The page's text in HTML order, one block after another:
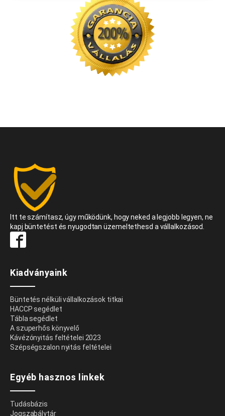
Itt te számítasz, úgy működünk, hogy neked a legjobb legyen, ne
kapj büntetést és nyugodtan üzemeltethesd a vállalkozásod.
Kiadványaink
Büntetés nélküli vállalkozások titkai
HACCP segédlet
Tábla segédlet
A szuperhős könyvelő
Kávézónyitás feltételei 2023
Szépségszalon nyitás feltételei
Egyéb hasznos linkek
Tudásbázis
Jogszabálytár